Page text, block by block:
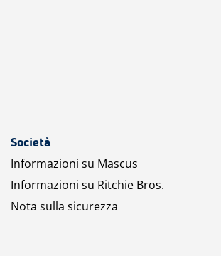
Società
Informazioni su Mascus
Informazioni su Ritchie Bros.
Nota sulla sicurezza